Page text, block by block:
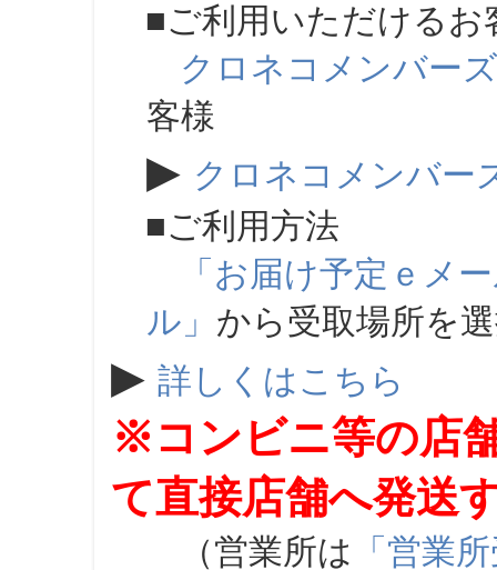
■ご利用いただけるお
クロネコメンバーズ
客様
▶ クロネコメンバー
■ご利用方法
「お届け予定ｅメ
ル」 から受取場所を
▶ 詳しくはこちら
※コンビニ等の店
て直接店舗へ発送
（営業所は 「営業